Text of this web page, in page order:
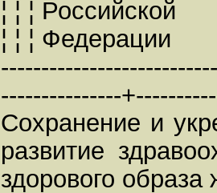
¦ ¦ ¦ Российской
¦ ¦ ¦ Федерации
---------------
Сохранение и
развитие
здорового образа